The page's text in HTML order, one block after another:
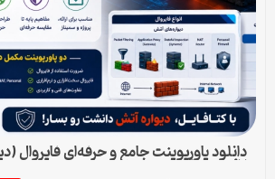
دانلود پاورپوینت جامع و حرفه‌ای فایروال
ارائه و پروژه